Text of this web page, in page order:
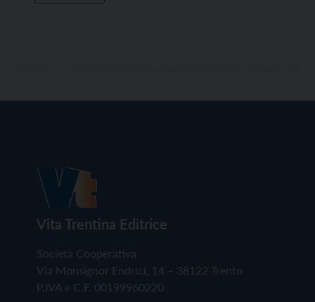
Vita Trentina Editrice
Società Cooperativa
Via Monsignor Endrici, 14 – 38122 Trento
P.IVA e C.F. 00199960220